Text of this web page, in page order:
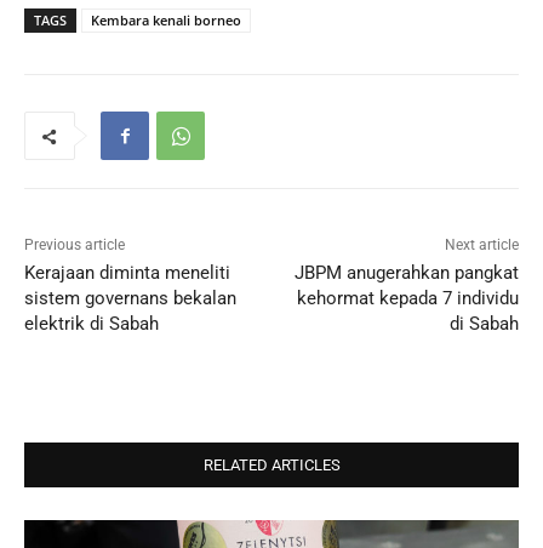
TAGS Kembara kenali borneo
Previous article
Kerajaan diminta meneliti
sistem governans bekalan
elektrik di Sabah
Next article
JBPM anugerahkan pangkat
kehormat kepada 7 individu
di Sabah
RELATED ARTICLES